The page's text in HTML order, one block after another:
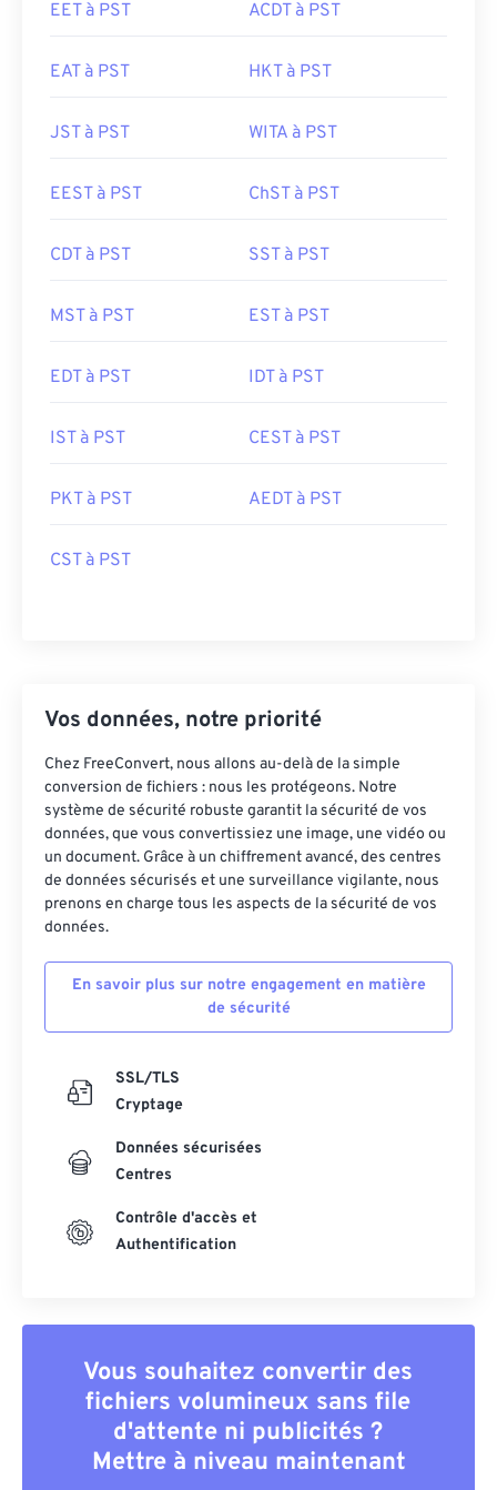
EET à PST ACDT à PST
EAT à PST HKT à PST
JST à PST WITA à PST
EEST à PST ChST à PST
CDT à PST SST à PST
MST à PST EST à PST
EDT à PST IDT à PST
IST à PST CEST à PST
PKT à PST AEDT à PST
CST à PST
Vos données, notre priorité
Chez FreeConvert, nous allons au-delà de la simple
conversion de fichiers : nous les protégeons. Notre
système de sécurité robuste garantit la sécurité de vos
données, que vous convertissiez une image, une vidéo ou
un document. Grâce à un chiffrement avancé, des centres
de données sécurisés et une surveillance vigilante, nous
prenons en charge tous les aspects de la sécurité de vos
données.
En savoir plus sur notre engagement en matière
de sécurité
SSL/TLS
Cryptage
Données sécurisées
Centres
Contrôle d'accès et
Authentification
Vous souhaitez convertir des
fichiers volumineux sans file
d'attente ni publicités ?
Mettre à niveau maintenant